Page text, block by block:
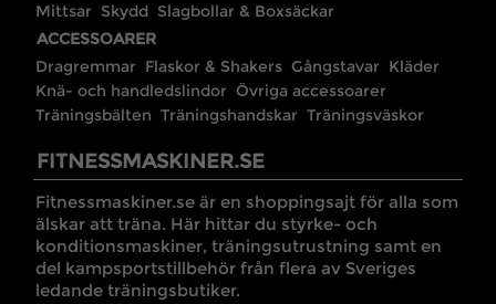
Mittsar Skydd Slagbollar & Boxsäckar
ACCESSOARER
Dragremmar Flaskor & Shakers Gångstavar Kläder
Knä- och handledslindor Övriga accessoarer
Träningsbälten Träningshandskar Träningsväskor
FITNESSMASKINER.SE
Fitnessmaskiner.se är en shoppingsajt för alla som
älskar att träna. Här hittar du styrke- och
konditionsmaskiner, träningsutrustning samt en
del kampsportstillbehör från flera av Sveriges
ledande träningsbutiker.